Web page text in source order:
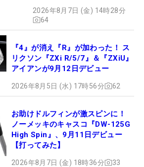
ュー
2026年8月7日 (金) 14時28分
64
『4』が消え『R』が加わった！ ス
リクソン『ZXi R/5/7』＆『ZXiU』
アイアンが9月12日デビュー
2026年8月5日 (水) 17時56分 62
お助けドルフィンが激スピンに！
ノーメッキのキャスコ『DW-125G
High Spin』、9月11日デビュー
【打ってみた】
2026年8月7日 (金) 18時36分 33